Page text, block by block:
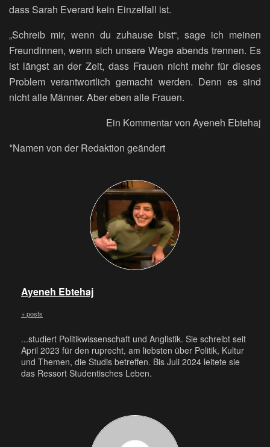
dass Sarah Everard kein Einzelfall ist.
„Schreib mir, wenn du zuhause bist“, sage ich meinen
Freundinnen, wenn sich unsere Wege abends trennen. Es
ist längst an der Zeit, dass Frauen nicht mehr für dieses
Problem verantwortlich gemacht werden. Denn es sind
nicht alle Männer. Aber eben alle Frauen.
Ein Kommentar von Ayeneh Ebtehaj
*Namen von der Redaktion geändert
Ayeneh Ebtehaj
+ posts
...studiert Politikwissenschaft und Anglistik. Sie schreibt seit
April 2023 für den ruprecht, am liebsten über Politik, Kultur
und Themen, die Studis betreffen. Bis Juli 2024 leitete sie
das Ressort Studentisches Leben.